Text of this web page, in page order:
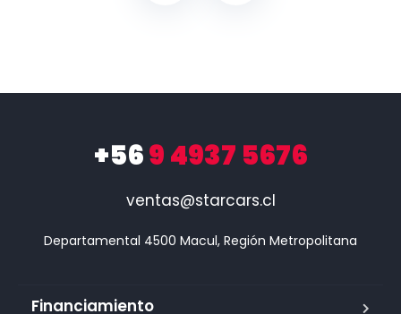
+569 4937 5676
ventas@starcars.cl
Financiamiento